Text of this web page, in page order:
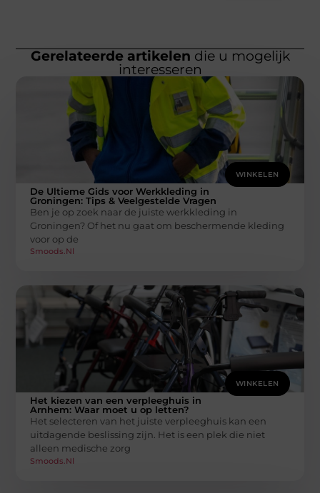
Gerelateerde artikelen die u mogelijk
interesseren
WINKELEN
De Ultieme Gids voor Werkkleding in
Groningen: Tips & Veelgestelde Vragen
Ben je op zoek naar de juiste werkkleding in
Groningen? Of het nu gaat om beschermende kleding
voor op de
Smoods.nl
WINKELEN
Het kiezen van een verpleeghuis in
Arnhem: Waar moet u op letten?
Het selecteren van het juiste verpleeghuis kan een
uitdagende beslissing zijn. Het is een plek die niet
alleen medische zorg
Smoods.nl